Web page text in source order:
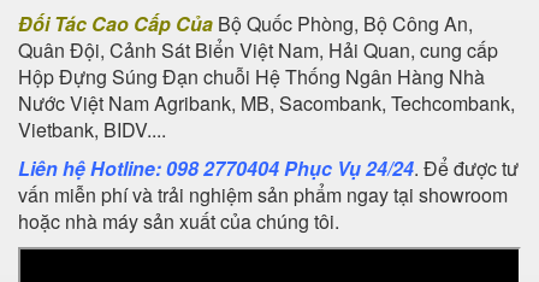
Đối Tác Cao Cấp Của Bộ Quốc Phòng, Bộ Công An,
Quân Đội, Cảnh Sát Biển Việt Nam, Hải Quan, cung cấp
Hộp Đựng Súng Đạn chuỗi Hệ Thống Ngân Hàng Nhà
Nước Việt Nam Agribank, MB, Sacombank, Techcombank,
Vietbank, BIDV....
Liên hệ Hotline: 098 2770404 Phục Vụ 24/24. Để được tư
vấn miễn phí và trải nghiệm sản phẩm ngay tại showroom
hoặc nhà máy sản xuất của chúng tôi.